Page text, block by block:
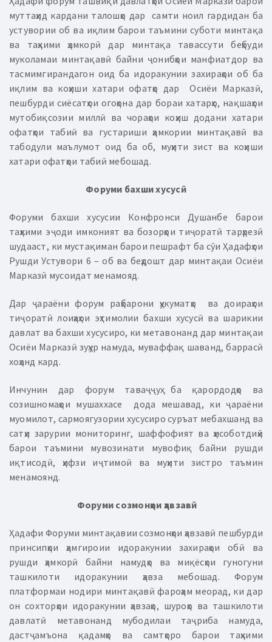
муттаҳид кардани талошҳо дар самти ноил гардидан ба
устувории об ва иқлим барои таъмини суботи минтақа
ва таҳкими ҳамкорӣ дар минтақа тавассути беҳбуди
муколамаи минтақавӣ байни ҷонибҳои манфиатдор ва
тасмимгирандагон оид ба идоракунии захираҳои об ба
иқлим ва коҳиши хатари офатҳо дар Осиёи Марказӣ,
пешбурди сиёсатҳои огоҳона дар бораи хатарҳо, нақшаҳои
мутобиқсозии миллӣ ва чораҳои коҳиш додани хатари
офатҳои табиӣ ва густариши ҳамкории минтақавӣ ва
табодули маълумот оид ба об, муҳити зист ва коҳиши
хатари офатҳои табиӣ мебошад.
Форуми бахши хусусӣ
Форуми бахши хусусии Конфронси Душанбе барои
таҳкими эҷоди имконият ва бозорҳои тиҷоратӣ тарҳрезӣ
шудааст, ки мустақиман барои пешрафт ба сӯи Ҳадафҳои
Рушди Устувори 6 – об ва беҳдошт дар минтақаи Осиёи
Марказӣ мусоидат менамояд.
Дар ҷараёни форум раҳбарони ҳукуматҳо ва доираҳои
тиҷоратӣ лоиҳаҳои эҳтимолии бахши хусусӣ ва шарикии
давлат ва бахши хусусиро, ки метавонанд дар минтақаи
Осиёи Марказӣ зуҳур намуда, муваффақ шаванд, баррасӣ
хоҳанд кард.
Инчунин дар форум таваҷҷуҳ ба қарордодҳо ва
созишномаҳои мушаххасе дода мешавад, ки ҷараёни
муомилот, сармоягузории хусусиро суръат мебахшанд ва
сатҳи зарурии мониторинг, шаффофият ва ҳисоботдиҳӣ
барои таъмини мувозинати мувофиқ байни рушди
иқтисодӣ, ҳифзи иҷтимоӣ ва муҳити зистро таъмин
менамоянд.
Форуми созмонҳои ҳавзавӣ
Ҳадафи Форуми минтақавии созмонҳои ҳавзавӣ пешбурди
принсипҳои ҳамгироии идоракунии захираҳои обӣ ва
рушди ҳамкорӣ байни намудҳо ва миқёсҳои гуногуни
ташкилоти идоракунии ҳавза мебошад. Форум
платформаи нодири минтақавӣ фароҳам меорад, ки дар
он сохторҳои идоракунии ҳавзаҳо, шуроҳо ва ташкилоти
давлатӣ метавонанд мубодилаи таҷриба намуда,
дастҷамъона қадамҳо ва самтҳоро барои таҳкими